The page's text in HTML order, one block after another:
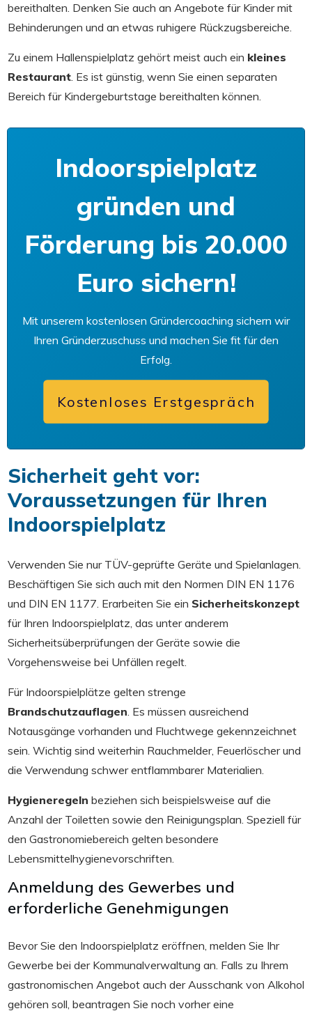
bereithalten. Denken Sie auch an Angebote für Kinder mit
Behinderungen und an etwas ruhigere Rückzugsbereiche.
Zu einem Hallenspielplatz gehört meist auch ein kleines
Restaurant. Es ist günstig, wenn Sie einen separaten
Bereich für Kindergeburtstage bereithalten können.
Indoorspielplatz
gründen und
Förderung bis 20.000
Euro sichern!
Mit unserem kostenlosen Gründercoaching sichern wir
Ihren Gründerzuschuss und machen Sie fit für den
Erfolg.
Kostenloses Erstgespräch
Sicherheit geht vor:
Voraussetzungen für Ihren
Indoorspielplatz
Verwenden Sie nur TÜV-geprüfte Geräte und Spielanlagen.
Beschäftigen Sie sich auch mit den Normen DIN EN 1176
und DIN EN 1177. Erarbeiten Sie ein Sicherheitskonzept
für Ihren Indoorspielplatz, das unter anderem
Sicherheitsüberprüfungen der Geräte sowie die
Vorgehensweise bei Unfällen regelt.
Für Indoorspielplätze gelten strenge
Brandschutzauflagen. Es müssen ausreichend
Notausgänge vorhanden und Fluchtwege gekennzeichnet
sein. Wichtig sind weiterhin Rauchmelder, Feuerlöscher und
die Verwendung schwer entflammbarer Materialien.
Hygieneregeln beziehen sich beispielsweise auf die
Anzahl der Toiletten sowie den Reinigungsplan. Speziell für
den Gastronomiebereich gelten besondere
Lebensmittelhygienevorschriften.
Anmeldung des Gewerbes und
erforderliche Genehmigungen
Bevor Sie den Indoorspielplatz eröffnen, melden Sie Ihr
Gewerbe bei der Kommunalverwaltung an. Falls zu Ihrem
gastronomischen Angebot auch der Ausschank von Alkohol
gehören soll, beantragen Sie noch vorher eine